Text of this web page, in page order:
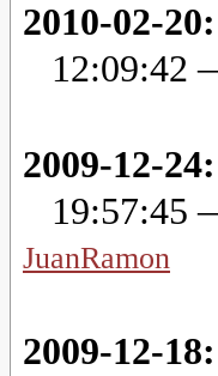
2010-02-20:
12:09:42
2009-12-24:
19:57:45
JuanRamon
2009-12-18: